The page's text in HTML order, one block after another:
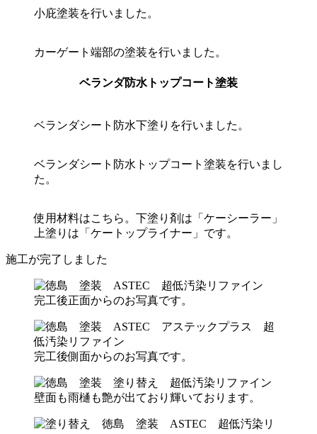
小庇塗装を行いました。
カーゲート端部の塗装を行いました。
ベランダ防水トップコート塗装
ベランダシート防水下塗りを行いました。
ベランダシート防水トップコート塗装を行いまし
た。
使用材料はこちら。下塗り剤は「ケーシーラー」
上塗りは「ケートップライナー」です。
施工が完了しました
完工後正面からのお写真です。
完工後側面からのお写真です。
壁面も雨樋も艶が出ており輝いております。